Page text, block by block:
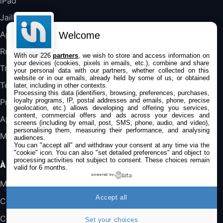
357,4€
Jeu FIFA 20 sur PC (code à télécharger)
45,98€57,99€Rue Du Commerce (Vendeur Tiers)
Jailbreak
Applications
Rumeurs
Trucs & astuces
Tests
Promos
Apple
Mac
À PROPOS
Mentions légales
Confidentialité
Contact
Welcome
With our 226partners , we wish to store and access information on
your devices (cookies, pixels in emails, etc.), combine and share
your personal data with our partners, whether collected on this
website or in our emails, already held by some of us, or obtained
later, including in other contexts.
Processing this data (identifiers, browsing, preferences, purchases,
loyalty programs, IP, postal addresses and emails, phone, precise
geolocation, etc.) allows developing and offering you services,
content, commercial offers and ads across your devices and
screens (including by email, post, SMS, phone, audio, and video),
personalising them, measuring their performance, and analysing
audiences.
You can "accept all" and withdraw your consent at any time via the
"cookie" icon. You can also "set detailed preferences" and object to
processing activities not subject to consent. These choices remain
valid for 6 months.
powered by
Set your choices
Accept all